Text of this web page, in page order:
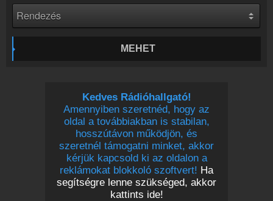
Ágyazd be weboldaladba
Online rádió készítés
Készítés lépésről lépésre
MEHET
Kedves Rádióhallgató!
Amennyiben szeretnéd, hogy az
oldal a továbbiakban is stabilan,
hosszútávon működjön, és
szeretnél támogatni minket, akkor
kérjük kapcsold ki az oldalon a
reklámokat blokkoló szoftvert! Ha
segítségre lenne szükséged, akkor
kattints ide!